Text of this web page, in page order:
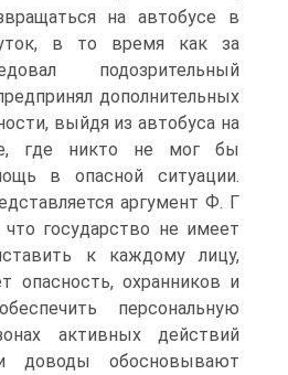
на автобусе в
в то время как за
подозрительный
дополнительных
выйдя из автобуса на
где никто не мог бы
в опасной ситуации.
аргумент Ф. Г
государство не имеет
к каждому лицу,
опасность, охранников и
персональную
активных действий
доводы обосновывают